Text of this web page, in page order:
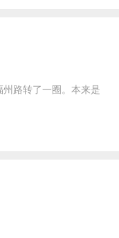
路转了一圈。本来是